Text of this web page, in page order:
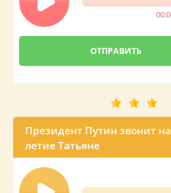
Президент Путин звонит
летие Татьяне